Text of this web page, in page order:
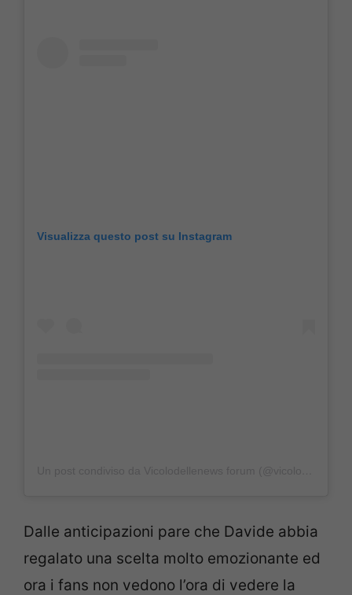
Visualizza questo post su Instagram
Dalle anticipazioni pare che Davide abbia
regalato una scelta molto emozionante ed
ora i fans non vedono l’ora di vedere la